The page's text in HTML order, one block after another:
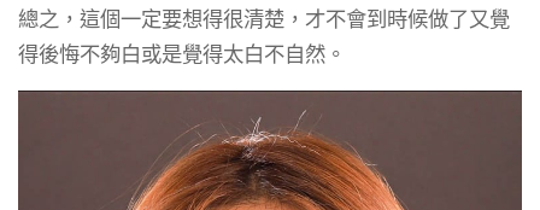
總之，這個一定要想得很清楚，才不會到時候做了又覺
得後悔不夠白或是覺得太白不自然。